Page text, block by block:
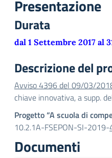
Presentazione
Durata
dal 1 Settembre 2017 al
Descrizione del
Avviso 4396 del 09/03/
chiave innovativa, a supp.
Progetto “A scuola di
10.2.1A-FSEPON-SI-2019-
Documenti